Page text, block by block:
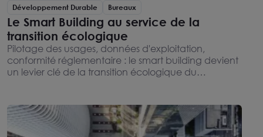
Développement Durable Bureaux
Le Smart Building au service de la
transition écologique
Pilotage des usages, données d'exploitation,
conformité réglementaire : le smart building devient
un levier clé de la transition écologique du
trajectoire vers la neutralité carbone.